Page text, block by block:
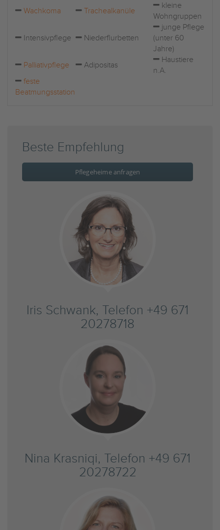
Wachkoma
Trachealkanüle
kleine
Wohngruppen
Intensivpflege Niederflurbetten
junge Pflege
(unter 60
Jahre)
Palliativpflege
Adipositas
Haustiere
n.A.
feste
Beatmungsstation
Beste Empfehlung
Pflegeheime anfragen
Iris Schwank, Telefon +49 671
20278718
Nina Krasniqi, Telefon +49 671
20278722